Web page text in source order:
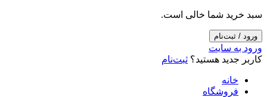
سبد خرید شما خالی است.
ورود / ثبت‌نام
ورود به سایت
کاربر جدید هستید؟ ثبت‌نام
خانه
فروشگاه